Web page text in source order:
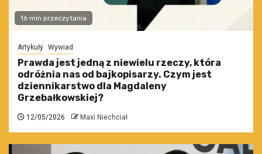
16 min przeczytania
Artykuły Wywiad
Prawda jest jedną z niewielu rzeczy, która
odróżnia nas od bajkopisarzy. Czym jest
dziennikarstwo dla Magdaleny
Grzebałkowskiej?
12/05/2026 Maxi Niechciał